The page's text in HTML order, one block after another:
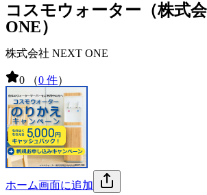
コスモウォーター（株式
ONE）
株式会社 NEXT ONE
0 （0 件）
ホーム画面に追加